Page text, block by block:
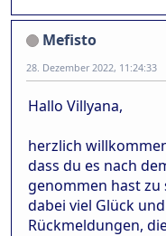
Mefisto
28. Dezember 2022, 11:24:33
Hallo Villyana,
herzlich
dass du es nach
genommen hast
dabei viel Glück
Rückmeldungen,